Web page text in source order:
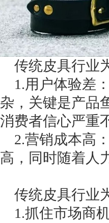
传统皮具行业
1.用户体验差
杂，关键是产品
消费者信心严重
2.营销成本高
高，同时随着人
传统皮具行业
1.抓住市场商